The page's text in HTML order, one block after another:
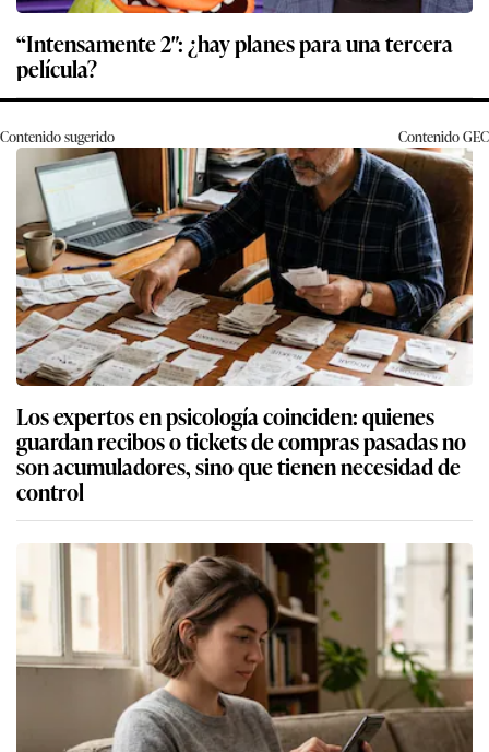
“Intensamente 2″: ¿hay planes para una tercera
película?
Contenido sugerido ContenidoGEC
Los expertos en psicología coinciden: quienes
guardan recibos o tickets de compras pasadas no
son acumuladores, sino que tienen necesidad de
control